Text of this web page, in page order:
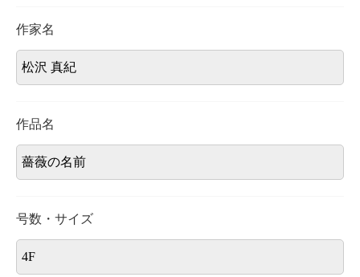
作家名
作品名
号数・サイズ